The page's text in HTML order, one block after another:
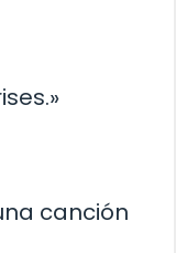
canción